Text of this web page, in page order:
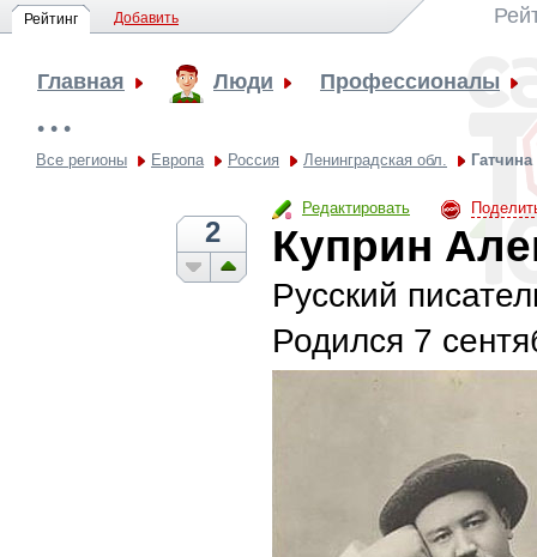
Рейтинг Добавить
Главная Люди Профессионалы
• • •
Все регионы Европа Россия Ленинградская обл. Гатчина
Редактировать
2 Куприн
Русский
Родился 7